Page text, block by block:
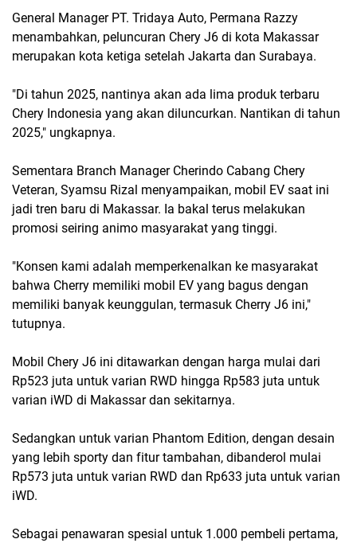
General Manager PT. Tridaya Auto, Permana Razzy
menambahkan, peluncuran Chery J6 di kota Makassar
merupakan kota ketiga setelah Jakarta dan Surabaya.
"Di tahun 2025, nantinya akan ada lima produk terbaru
Chery Indonesia yang akan diluncurkan. Nantikan di tahun
2025," ungkapnya.
Sementara Branch Manager Cherindo Cabang Chery
Veteran, Syamsu Rizal menyampaikan, mobil EV saat ini
jadi tren baru di Makassar. Ia bakal terus melakukan
promosi seiring animo masyarakat yang tinggi.
"Konsen kami adalah memperkenalkan ke masyarakat
bahwa Cherry memiliki mobil EV yang bagus dengan
memiliki banyak keunggulan, termasuk Cherry J6 ini,"
tutupnya.
Mobil Chery J6 ini ditawarkan dengan harga mulai dari
Rp523 juta untuk varian RWD hingga Rp583 juta untuk
varian iWD di Makassar dan sekitarnya.
Sedangkan untuk varian Phantom Edition, dengan desain
yang lebih sporty dan fitur tambahan, dibanderol mulai
Rp573 juta untuk varian RWD dan Rp633 juta untuk varian
iWD.
Sebagai penawaran spesial untuk 1.000 pembeli pertama,